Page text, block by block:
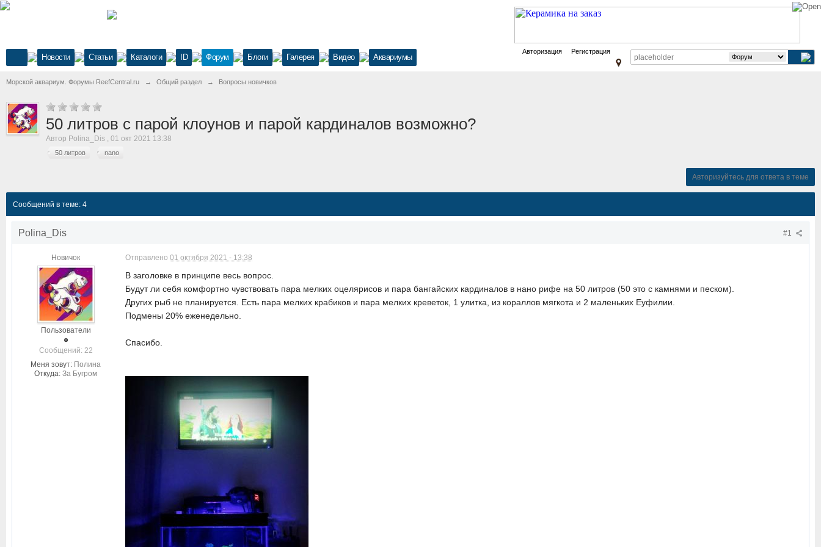
Новости Статьи Каталоги ID Форум Блоги Галерея Видео Аквариумы
Авторизация Регистрация
Морской аквариум. Форумы ReefCentral.ru → Общий раздел → Вопросы новичков
50 литров с парой клоунов и парой кардиналов возможно?
Автор Polina_Dis , 01 окт 2021 13:38
50 литров nano
Авторизуйтесь для ответа в теме
Сообщений в теме: 4
#1
Polina_Dis
Новичок
Пользователи
Cообщений: 22
Меня зовут: Полина
Откуда: За Бугром
Отправлено 01 октября 2021 - 13:38
В заголовке в принципе весь вопрос.
Будут ли себя комфортно чувствовать пара мелких оцелярисов и пара бангайских кардиналов в нано рифе на 50 литров (50 это с камнями и песком).
Других рыб не планируется. Есть пара мелких крабиков и пара мелких креветок, 1 улитка, из кораллов мягкота и 2 маленьких Еуфилии.
Подмены 20% еженедельно.
Спасибо.